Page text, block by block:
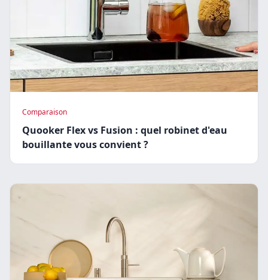
Comparaison
Quooker Flex vs Fusion : quel robinet d'eau
bouillante vous convient ?